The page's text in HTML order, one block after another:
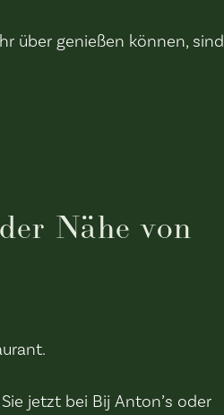
über genießen können, sind
Nähe von
jetzt bei Bij Anton’s oder